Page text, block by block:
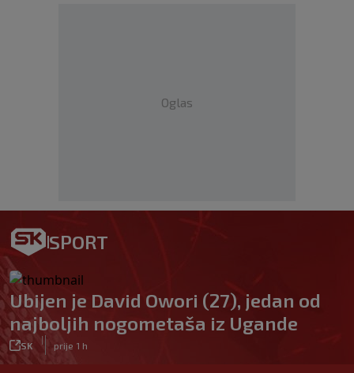
Oglas
SPORT
Ubijen je David Owori (27), jedan od
najboljih nogometaša iz Ugande
SK
|
prije 1 h